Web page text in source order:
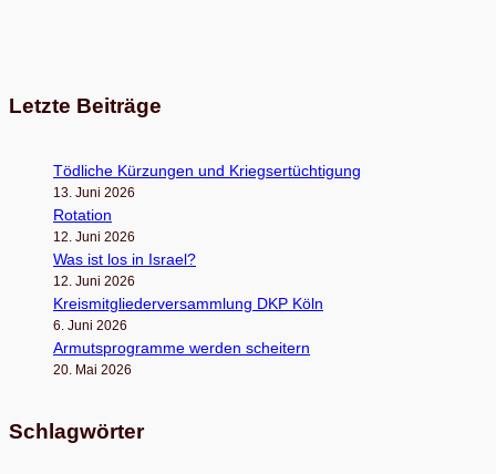
Letzte Beiträge
Töd­li­che Kür­zun­gen und Kriegsertüchtigung
13. Juni 2026
Rota­tion
12. Juni 2026
Was ist los in Israel?
12. Juni 2026
Kreis­mit­glie­der­ver­samm­lung DKP Köln
6. Juni 2026
Armuts­pro­gramme wer­den scheitern
20. Mai 2026
Schlagwörter